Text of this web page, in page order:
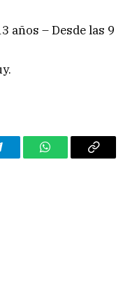
años – Desde las 9
WhatsAppCopy